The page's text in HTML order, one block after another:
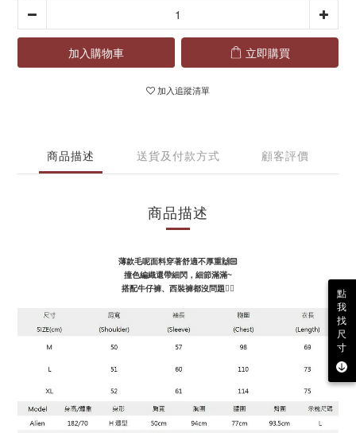
加入購物車 立即購買
加入追蹤清單
商品描述 送貨及付款方式 顧客評價
商品描述
薄款毛呢面料穿著舒適不厚重🙌🏻
撞色編織還帶細閃，細節滿滿~
搭配牛仔褲、西裝褲都沒問題👌🏻
點
我
找
尺
寸